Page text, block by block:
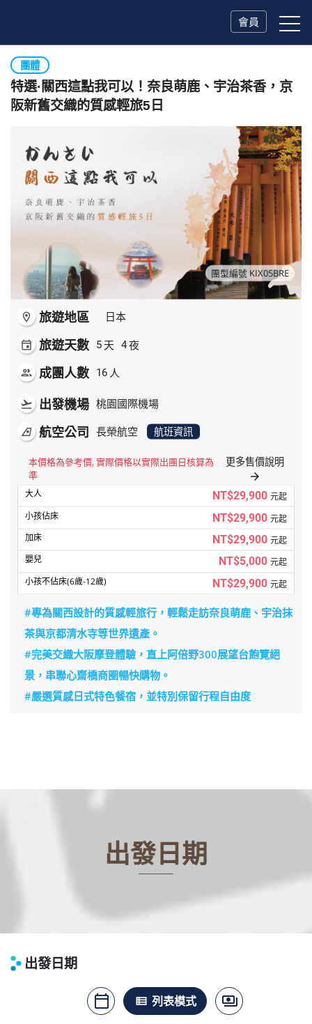
會員
團體
特選·關西這點我可以！奈良萌鹿、宇治茶香，京
阪新舊交織的質感輕旅5日
團型編號 KIX05BRE
room 旅遊地區 日本
event 旅遊天數 5 天 4夜
people 成團人數 16 人
flight_takeoff 出發機場 桃園國際機場
airlines 航空公司 長榮航空 航班資訊
本價格為參考價, 實際價格以實際出團日核算為
準
更多售價說明
arrow_forward
NT$29,900 元起
NT$29,900 元起
NT$29,900 元起
NT$5,000 元起
NT$29,900 元起
#專為關西設計的質感輕旅行，輕鬆走訪奈良萌鹿、宇治抹
茶與京都清水寺等世界遺產。
#完美交織大阪摩登體驗，直上阿倍野300展望台飽覽絕
景，串聯心齋橋商圈暢快購物。
#嚴選質感日式特色餐宿，並特別保留行程自由度
出發日期
出發日期
calendar_today
月曆模式
view_list
列表模式 payments
價格模式